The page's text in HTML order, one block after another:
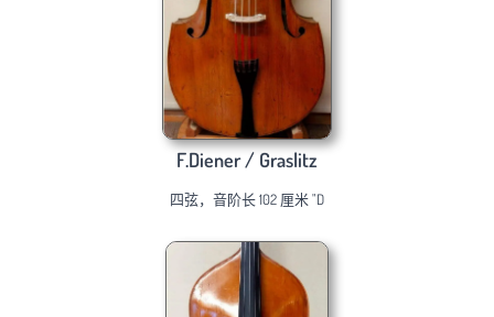
F.Diener / Graslitz
四弦，音阶长 102 厘米 "D